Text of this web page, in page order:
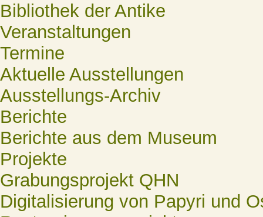
Bibliothek der Antike
Veranstaltungen
Termine
Aktuelle Ausstellungen
Ausstellungs-Archiv
Berichte
Berichte aus dem Museum
Projekte
Grabungsprojekt QHN
Digitalisierung von Papyri und